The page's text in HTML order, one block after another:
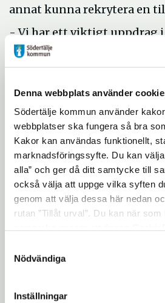
Denna webbplats använder
Södertälje kommun använder
webbplatser ska fungera så bra
Kakor kan användas funktionellt,
marknadsföringssyfte. Du kan
alla” och ger då ditt samtycke till
också välja att uppge vilka syften
genom att välja dessa här nedan
rutan ”Tillåt urval”. Du kan när
"Visa detaljer" kan du läsa om hur
hur vi och våra leverantörer
Nödvändiga
Inställningar
annat kunna rekrytera en
- Vi har ett viktigt uppdrag
personer som utövar våld i
att bryta sitt beteende,
kommer vi använda till
utbilda oss inom
(alternativ till våld) som
behandla män som utövar
relationer.
Fotnot:
Det är Socialstyrelsen som
kommuner och landsting
använda till
kvinnor och barn som